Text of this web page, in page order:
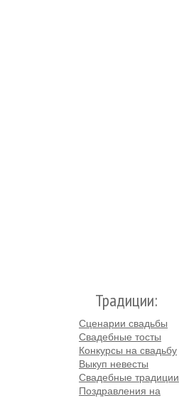
Традиции:
Сценарии свадьбы
Свадебные тосты
Конкурсы на свадьбу
Выкуп невесты
Свадебные традиции
Поздравления на